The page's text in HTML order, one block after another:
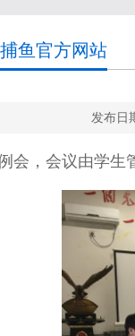
鱼官方网站
发布
会，会议由学